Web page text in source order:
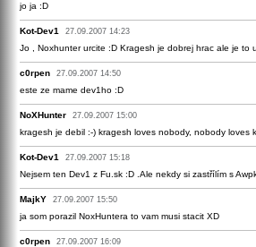
jo ja :D
Kot-Dev1 27.09.2007 14:23
Jo , Noxhunter urcite :D Kragesh je dobrej hrac ale je to
c0rpen 27.09.2007 14:50
este ze mame dev1ho :D
NoXHunter 27.09.2007 15:00
kragesh je debil :-) kragesh loves nobody, nobody loves
Kot-Dev1 27.09.2007 15:18
Nejsem ten Dev1 z Fu.sk :D .Ale nekdy si zastřílím s
MajkY 27.09.2007 15:50
ja som porazil NoxHuntera to vam musi stacit XD
c0rpen 27.09.2007 16:09